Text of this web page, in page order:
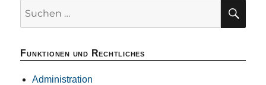
Funktionen und Rechtliches
Administration